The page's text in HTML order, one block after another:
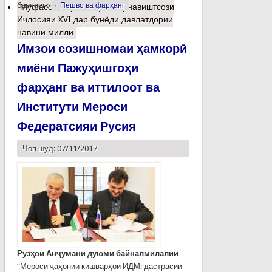
барчасп: Пешво ва фарҳанг
Муфассалтаро Нақши сарнавиштсози
Иҷлосияи XVI дар бунёди давлатдории
навини миллӣ
Имзои созишномаи ҳамкорӣ
миёни Пажуҳишгоҳи
фарҳанг ва иттилоот ва
Институти Мероси
Федератсияи Русия
Чоп шуд: 07/11/2017
Рӯзҳои Анҷумани дуюми байналмилалии
“Мероси ҷаҳонии кишварҳои ИДМ: дастрасии